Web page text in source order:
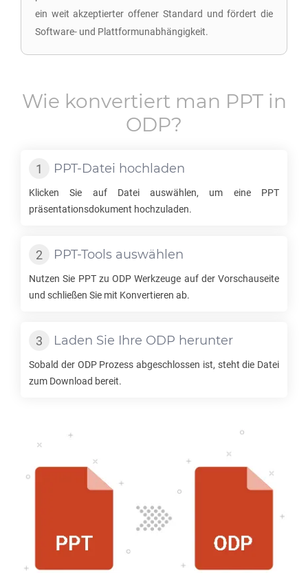
ein weit akzeptierter offener Standard und fördert die
Software- und Plattformunabhängigkeit.
Wie konvertiert man PPTin
ODP?
PPT-Datei hochladen
Klicken Sie auf Datei auswählen, um eine PPT
präsentationsdokument hochzuladen.
PPT-Tools auswählen
Nutzen Sie PPTzu ODP Werkzeuge auf der Vorschauseite
und schließen Sie mit Konvertieren ab.
Laden Sie Ihre ODP herunter
Sobald der ODPProzess abgeschlossen ist, steht die Datei
zum Download bereit.